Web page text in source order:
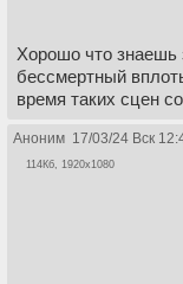
Хорошо что знаешь
бессмертный
время таких сцен
Аноним 17/03/24 Вск
114Кб, 1920x1080